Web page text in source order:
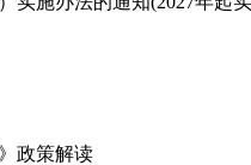
政策解读